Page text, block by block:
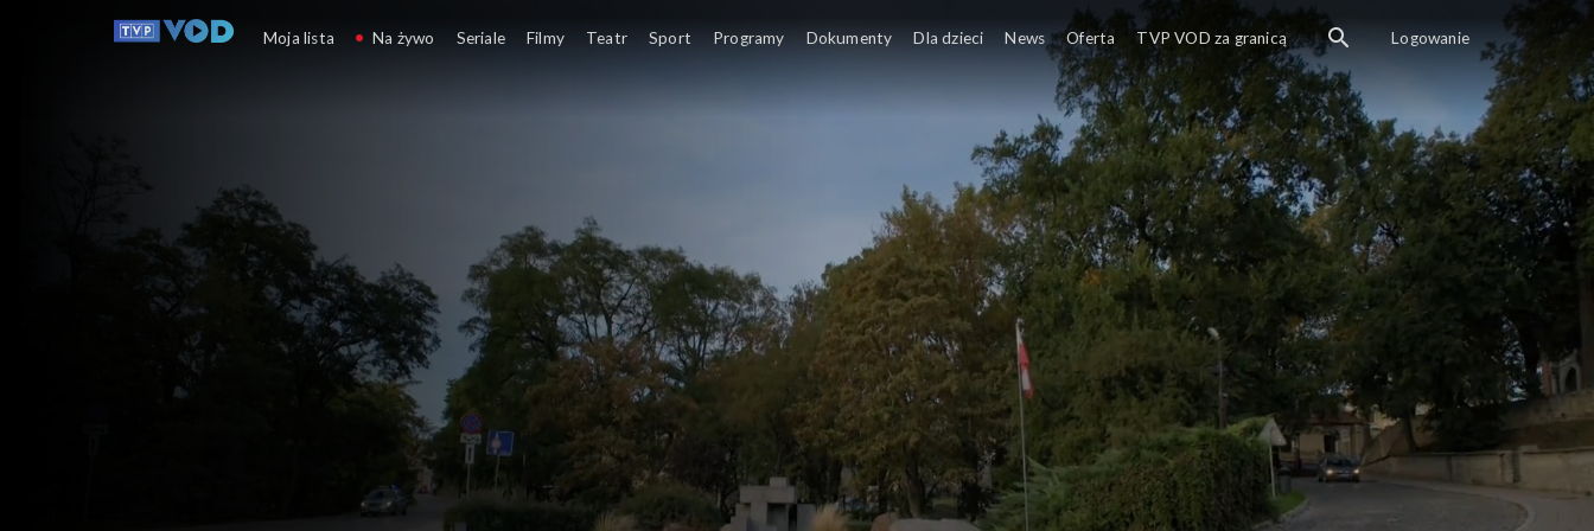
Moja lista Na żywo Seriale Filmy Teatr Sport Programy Dokumenty Dla dzieci News Oferta TVP VOD za granicą Logowanie